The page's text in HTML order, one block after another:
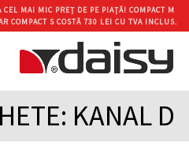
KANAL D
CEL MAI MIC PREȚ DE PE PIAȚĂ! COMPACT M
COMPACT S COSTĂ 730 LEI CU TVA INCLUS.